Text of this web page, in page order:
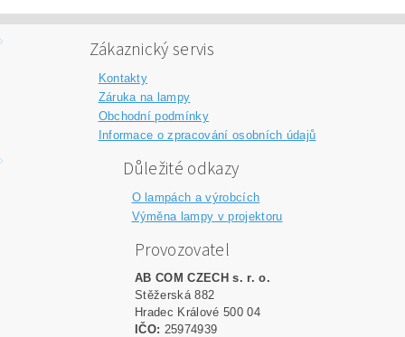
Zákaznický servis
Kontakty
Záruka na lampy
Obchodní podmínky
Informace o zpracování osobních údajů
Důležité odkazy
O lampách a výrobcích
Výměna lampy v projektoru
Provozovatel
AB COM CZECH s. r. o.
Stěžerská 882
Hradec Králové 500 04
IČO: 25974939